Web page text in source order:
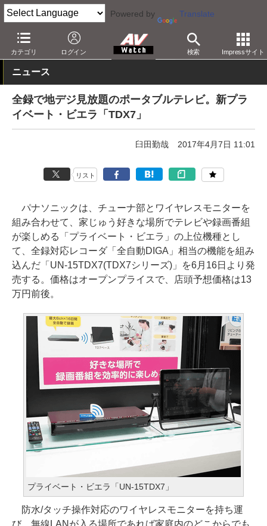
Powered by Translate
カテゴリ ログイン 検索 Impressサイト
AV Watch 製品 テレビ パナソニック
ニュース
全録で地デジ見放題のポータブルテレビ。新プラ
イベート・ビエラ「TDX7」
臼田勤哉 2017年4月7日 11:01
リスト
パナソニックは、チューナ部とワイヤレスモニターを
組み合わせて、家じゅう好きな場所でテレビや録画番組
が楽しめる「プライベート・ビエラ」の上位機種とし
て、全録対応レコーダ「全自動DIGA」相当の機能を組み
込んだ「UN-15TDX7(TDX7シリーズ)」を6月16日より発
売する。価格はオープンプライスで、店頭予想価格は13
万円前後。
プライベート・ビエラ「UN-15TDX7」
防水/タッチ操作対応のワイヤレスモニターを持ち運
び、無線LANが入る場所であれば家庭内のどこからでも